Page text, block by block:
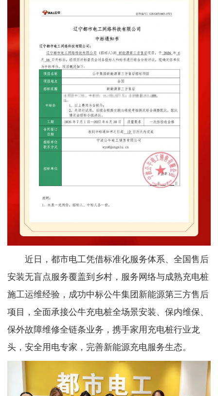
近日，都市电工凭借标准化服务体系、全国售后
安装无盲点服务覆盖到乡村，服务网络与成熟充电桩
施工运维经验，成功中标公牛集团新能源第三方售后
项目，全面承接公牛充电桩全场景安装、保内维保、
保外故障维修全链条业务，携手家用充电桩行业龙
头，安全用电专家，完善新能源充电服务生态。